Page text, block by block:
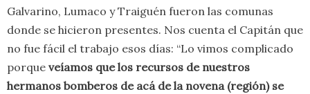
Galvarino, Lumaco y Traiguén fueron las comunas
donde se hicieron presentes. Nos cuenta el Capitán que
no fue fácil el trabajo esos días: “Lo vimos complicado
porque veíamos que los recursos de nuestros
hermanos bomberos de acá de la novena (región) se